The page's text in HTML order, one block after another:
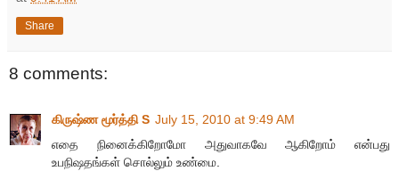
Share
8 comments:
கிருஷ்ண மூர்த்தி S July 15, 2010 at 9:49 AM
எதை நினைக்கிறோமோ அதுவாகவே ஆகிறோம் என்பது
உபநிஷதங்கள் சொல்லும் உண்மை.